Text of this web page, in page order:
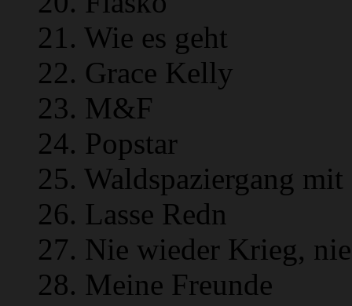
21. Wie es geht
22. Grace Kelly
23. M&F
24. Popstar
25. Waldspaziergang
26. Lasse Redn
27. Nie wieder Krieg,
28. Meine Freunde